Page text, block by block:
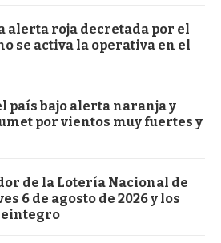
alerta roja decretada por el
se activa la operativa en el
país bajo alerta naranja y
por vientos muy fuertes y
de la Lotería Nacional de
6 de agosto de 2026 y los